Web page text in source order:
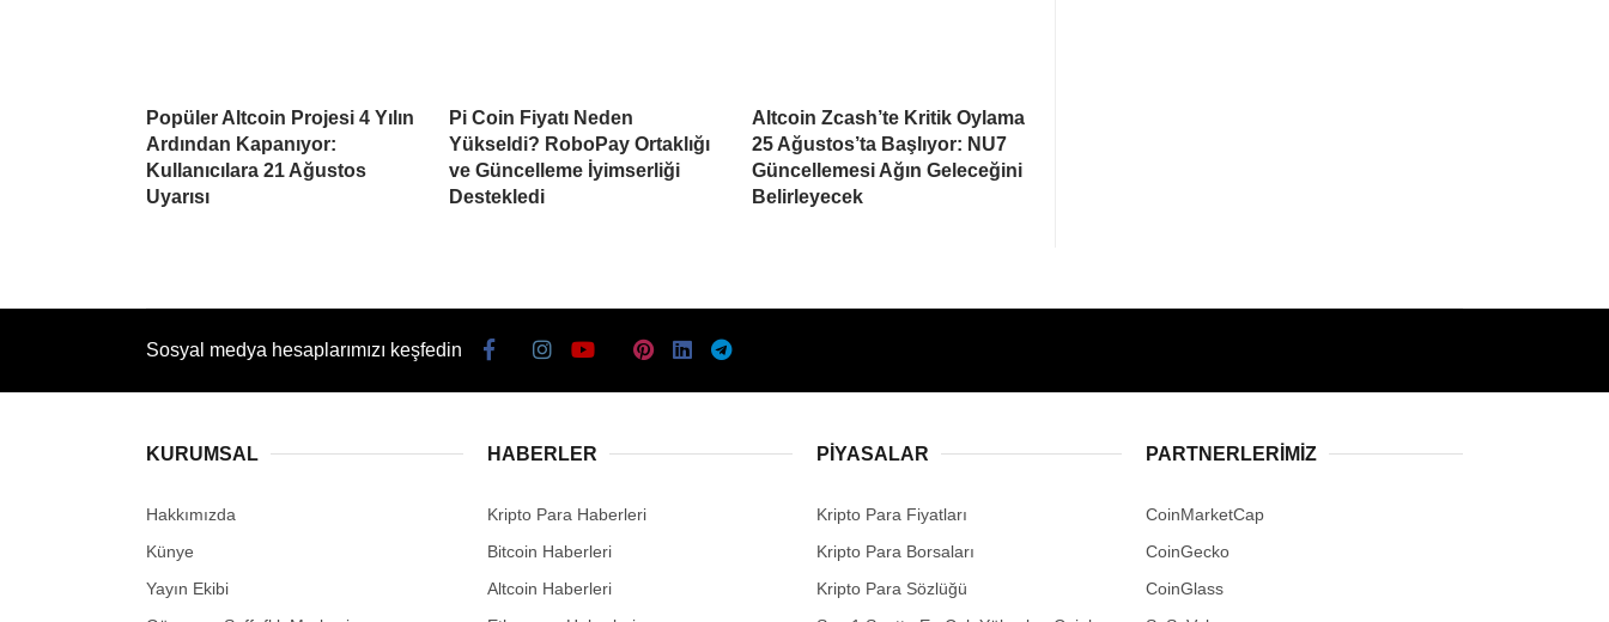
Popüler Altcoin Projesi 4 Yılın
Ardından Kapanıyor:
Kullanıcılara 21 Ağustos
Uyarısı
Pi Coin Fiyatı Neden
Yükseldi? RoboPay Ortaklığı
ve Güncelleme İyimserliği
Destekledi
Altcoin Zcash’te Kritik Oylama
25 Ağustos’ta Başlıyor: NU7
Güncellemesi Ağın Geleceğini
Belirleyecek
Sosyal medya hesaplarımızı keşfedin
KURUMSAL
Hakkımızda
Künye
Yayın Ekibi
HABERLER
Kripto Para Haberleri
Bitcoin Haberleri
Altcoin Haberleri
PIYASALAR
Kripto Para Fiyatları
Kripto Para Borsaları
Kripto Para Sözlüğü
PARTNERLERIMIZ
CoinMarketCap
CoinGecko
CoinGlass